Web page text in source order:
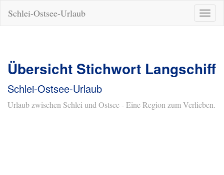
ein-/
Schlei-Ostsee-Urlaub
Übersicht Stichwort Langschiff
Schlei-Ostsee-Urlaub
Urlaub zwischen Schlei und Ostsee - Eine Region zum Verlieben.